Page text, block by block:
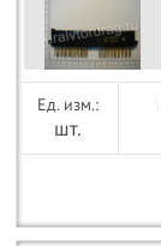
шт.